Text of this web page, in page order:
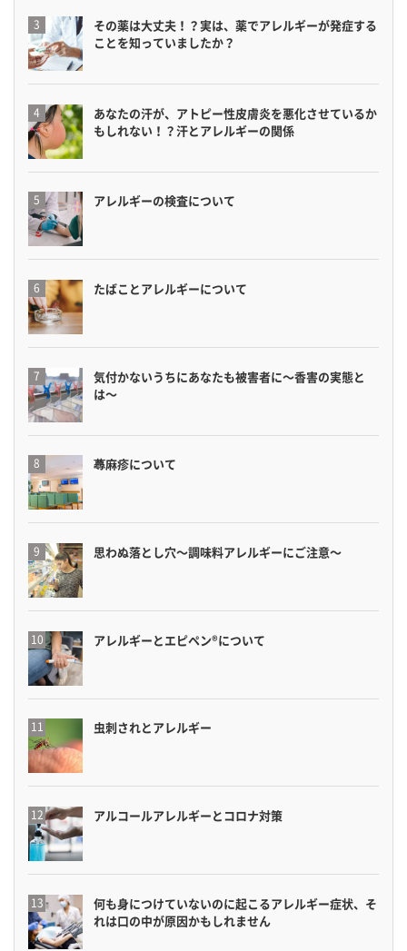
その薬は大丈夫！？実は、薬でアレルギーが発症する
ことを知っていましたか？
あなたの汗が、アトピー性皮膚炎を悪化させているか
もしれない！？汗とアレルギーの関係
アレルギーの検査について
たばことアレルギーについて
気付かないうちにあなたも被害者に〜香害の実態と
は〜
蕁麻疹について
思わぬ落とし穴〜調味料アレルギーにご注意〜
アレルギーとエピペン®について
虫刺されとアレルギー
アルコールアレルギーとコロナ対策
何も身につけていないのに起こるアレルギー症状、そ
れは口の中が原因かもしれません